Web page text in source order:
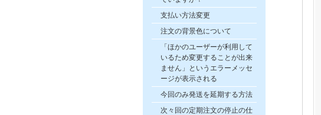
支払い方法変更
注文の背景色について
「ほかのユーザーが利用して
いるため変更することが出来
ません」というエラーメッセ
ージが表示される
今回のみ発送を延期する方法
次々回の定期注文の停止の仕